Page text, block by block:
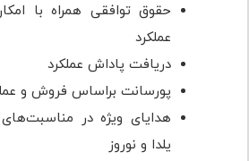
حقوق توافقی همراه با
عملکرد
دریافت پاداش عملکرد
پورسانت براساس فروش و
هدایای ویژه در
یلدا و نوروز